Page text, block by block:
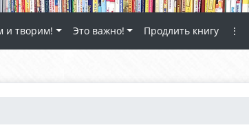
и творим! Это важно! Продлить книгу ⋮